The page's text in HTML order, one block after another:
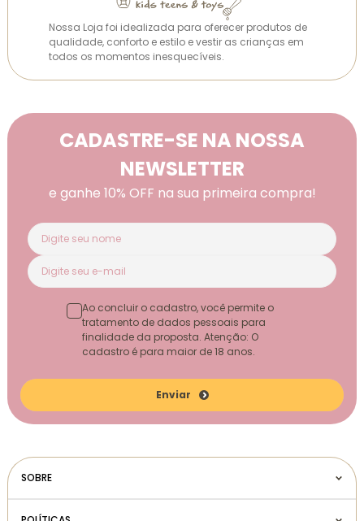
Nossa Loja foi idealizada para oferecer produtos de
qualidade, conforto e estilo e vestir as crianças em
todos os momentos inesquecíveis.
CADASTRE-SE NA NOSSA
NEWSLETTER
e ganhe 10% OFF na sua primeira compra!
Enviar
Ao concluir o cadastro, você permite o
tratamento de dados pessoais para
finalidade da proposta. Atenção: O
cadastro é para maior de 18 anos.
SOBRE